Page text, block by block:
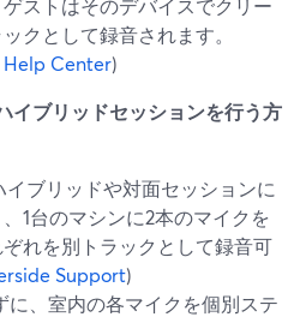
ストはそのデバイスでクリー
クとして録音されます。
Center)
イブリッドセッションを行う方
イブリッドや対面セッションに
1台のマシンに2本のマイクを
れを別トラックとして録音可
Support)
に、室内の各マイクを個別ステ